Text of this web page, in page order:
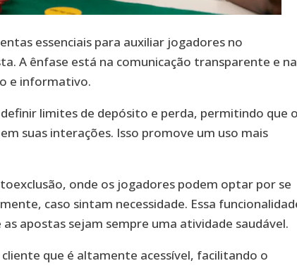
essenciais para auxiliar jogadores no
A ênfase está na comunicação transparente e na
e informativo.
limites de depósito e perda, permitindo que
suas interações. Isso promove um uso mais
onde os jogadores podem optar por se
caso sintam necessidade. Essa
apostas sejam sempre uma atividade saudável.
que é altamente acessível, facilitando o